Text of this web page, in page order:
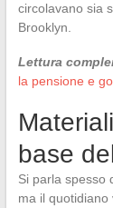
circolavano sia
Brooklyn.
Lettura
la pensione e
base
Si parla spesso
ma il